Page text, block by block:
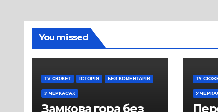
You missed
TV СЮЖЕТ ІСТОРІЯ БЕЗ КОМЕНТАРІВ
У ЧЕРКАСАХ
Замкова гора без
TV
У